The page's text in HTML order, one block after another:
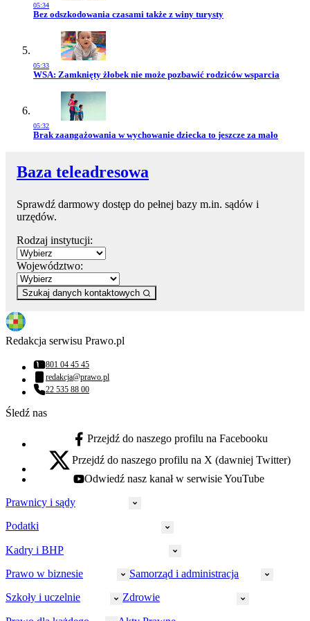
05:34
Przejdź do artykułu:
Bez odszkodowania czasami także z winy turysty
05:33
Przejdź do artykułu:
WSA: Zamknięty żłobek nie może pozbawić rodziców wsparcia
05:32
Przejdź do artykułu:
Brak zaangażowania w wychowanie dziecka to jeszcze za mało
Baza teleadresowa
Sprawdź darmowy dostęp do pełnej bazy m.in. sądów i
urzędów.
Rodzaj instytucji:
Województwo:
Szukaj danych kontaktowych
Redakcja serwisu Prawo.pl
Numer telefonu:
801 04 45 45
Adres email:
redakcja@prawo.pl
Numer telefonu:
22 535 88 00
Śledź nas
facebook - otwiera się w nowej karcie
Przejdź do naszego profilu na Facebooku
x - otwiera się w nowej karcie
Przejdź do naszego profilu na X (dawniej Twitter)
youtube - otwiera się w nowej karcie
Odwiedź nasz kanał w serwisie YouTube
Prawnicy i sądy
Prawnicy
Policja
Strefa aplikanta
Podatki
CIT
Akcyza
Kadry i BHP
HR
Prawo w biznesie Samorząd i administracja
Szkoły i uczelnie Zdrowie